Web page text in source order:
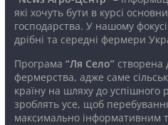
які хочуть бути в курсі
господарства. У нашому
дрібні та середні фермери
Програма “Ля Село”створена
фермерства, адже саме
країну на шляху до успішного
зроблять усе, щоб
максимально інформативним